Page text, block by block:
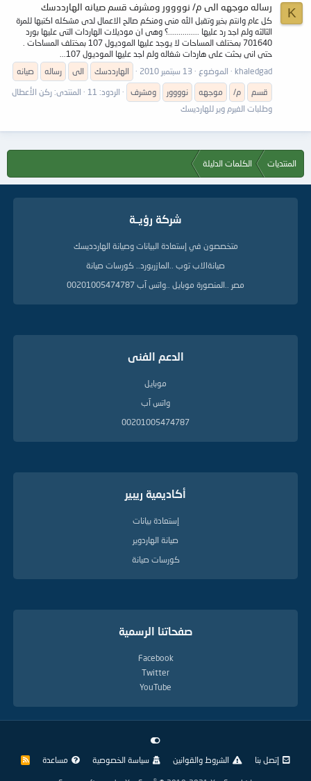
K رساله موجهه الى م/ نوووور ومشرف قسم صيانه الهارددسك
كل عام وانتم بخير وتقبل الله منى ومنكم صالح الاعمال لدى مشكله اكتبها للمرة
الثالثه ولم اجد رد عليها ...............؟ وهى ان موديلات الهاردات التى عليها بورد
701640 بمختلف المساحات لا يوجد عليها الموديول 107 بمختلف المساحات .
حتى انى بحثت على هاردات شغاله ولم اجد عليها الموديول 107...
khaledgad
الموضوع 13 سبتمبر 2010 الهارددسك الى رساله
صيانه
قسم
م/ موجهه نوووور ومشرف الردود: 11 المنتدى: ركن الأعطال
وطلبات الفيرم وير للهارديسك
المنتديات الكلمات الدليلة
شركة رؤيــة
متخصصون في إستعادة البيانات وصيانة الهاردديسك
صيانةالاب توب ..المازربورد.. كورسات صيانة
مصر ..المنصورة موبايل ..واتس آب 00201005474787
الدعم الفنى
موبايل
واتس آب
00201005474787
أكاديمية ريبير
إستعادة بيانات
صيانة الهاردوير
كورسات صيانة
صفحاتنا الرسمية
Facebook
Twitter
YouTube
إتصل بنا الشروط والقوانين سياسة الخصوصية مساعدة
R